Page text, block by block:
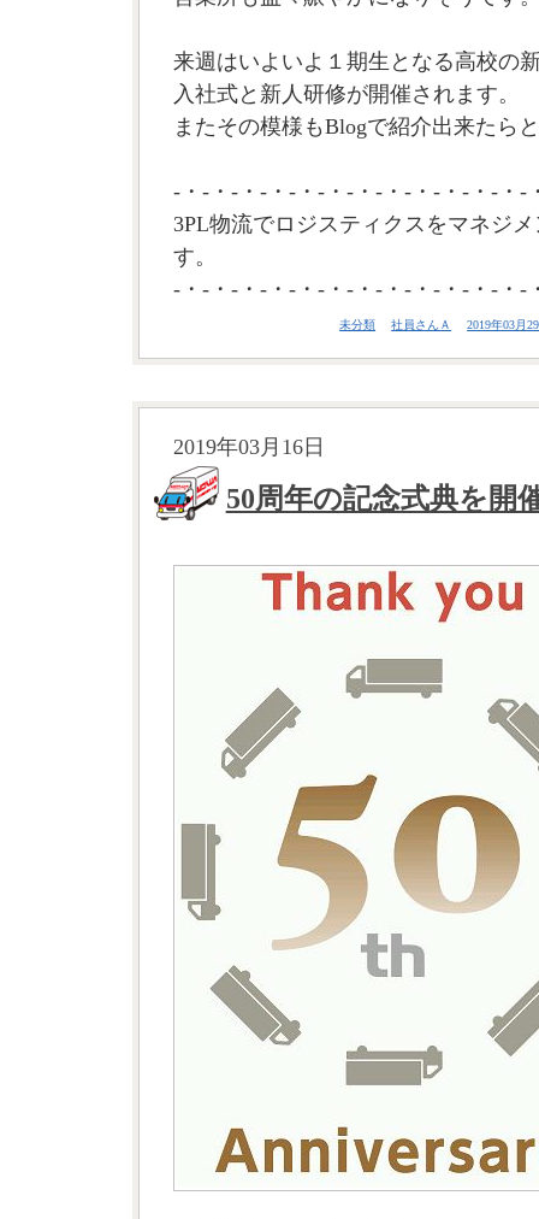
来週はいよいよ１期生となる高校の
入社式と新人研修が開催されます。
またその模様もBlogで紹介出来たら
-・-・-・-・-・-・-・-・-・-・-・-・-
3PL物流でロジスティクスをマネジ
す。
-・-・-・-・-・-・-・-・-・-・-・-・-
未分類 社員さんＡ 2019年03月
2019年03月16日
50周年の記念式典を開